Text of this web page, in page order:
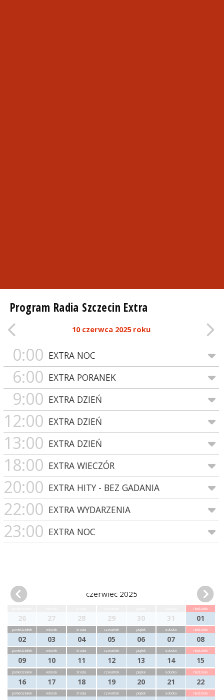
Program Radia Szczecin Extra
10 czerwca 2025 roku
0:00 EXTRA NOC
6:00 EXTRA PORANEK
9:00 EXTRA DZIEŃ
12:00 EXTRA DZIEŃ
13:00 EXTRA DZIEŃ
18:00 EXTRA WIECZÓR
20:00 EXTRA HITY - BEZ GADANIA
22:00 EXTRA WYDARZENIA
23:00 EXTRA NOC
czerwiec 2025
26 27 28 29 30 31
niedziela
01
poniedziałek
02
wtorek
03
środa
04
czwartek
05
piątek
06
sobota
07
niedziela
08
poniedziałek
09
wtorek
10
środa
11
czwartek
12
piątek
13
sobota
14
niedziela
15
poniedziałek
16
wtorek
17
środa
18
czwartek
19
piątek
20
sobota
21
niedziela
22
poniedziałek wtorek środa czwartek piątek sobota niedziela